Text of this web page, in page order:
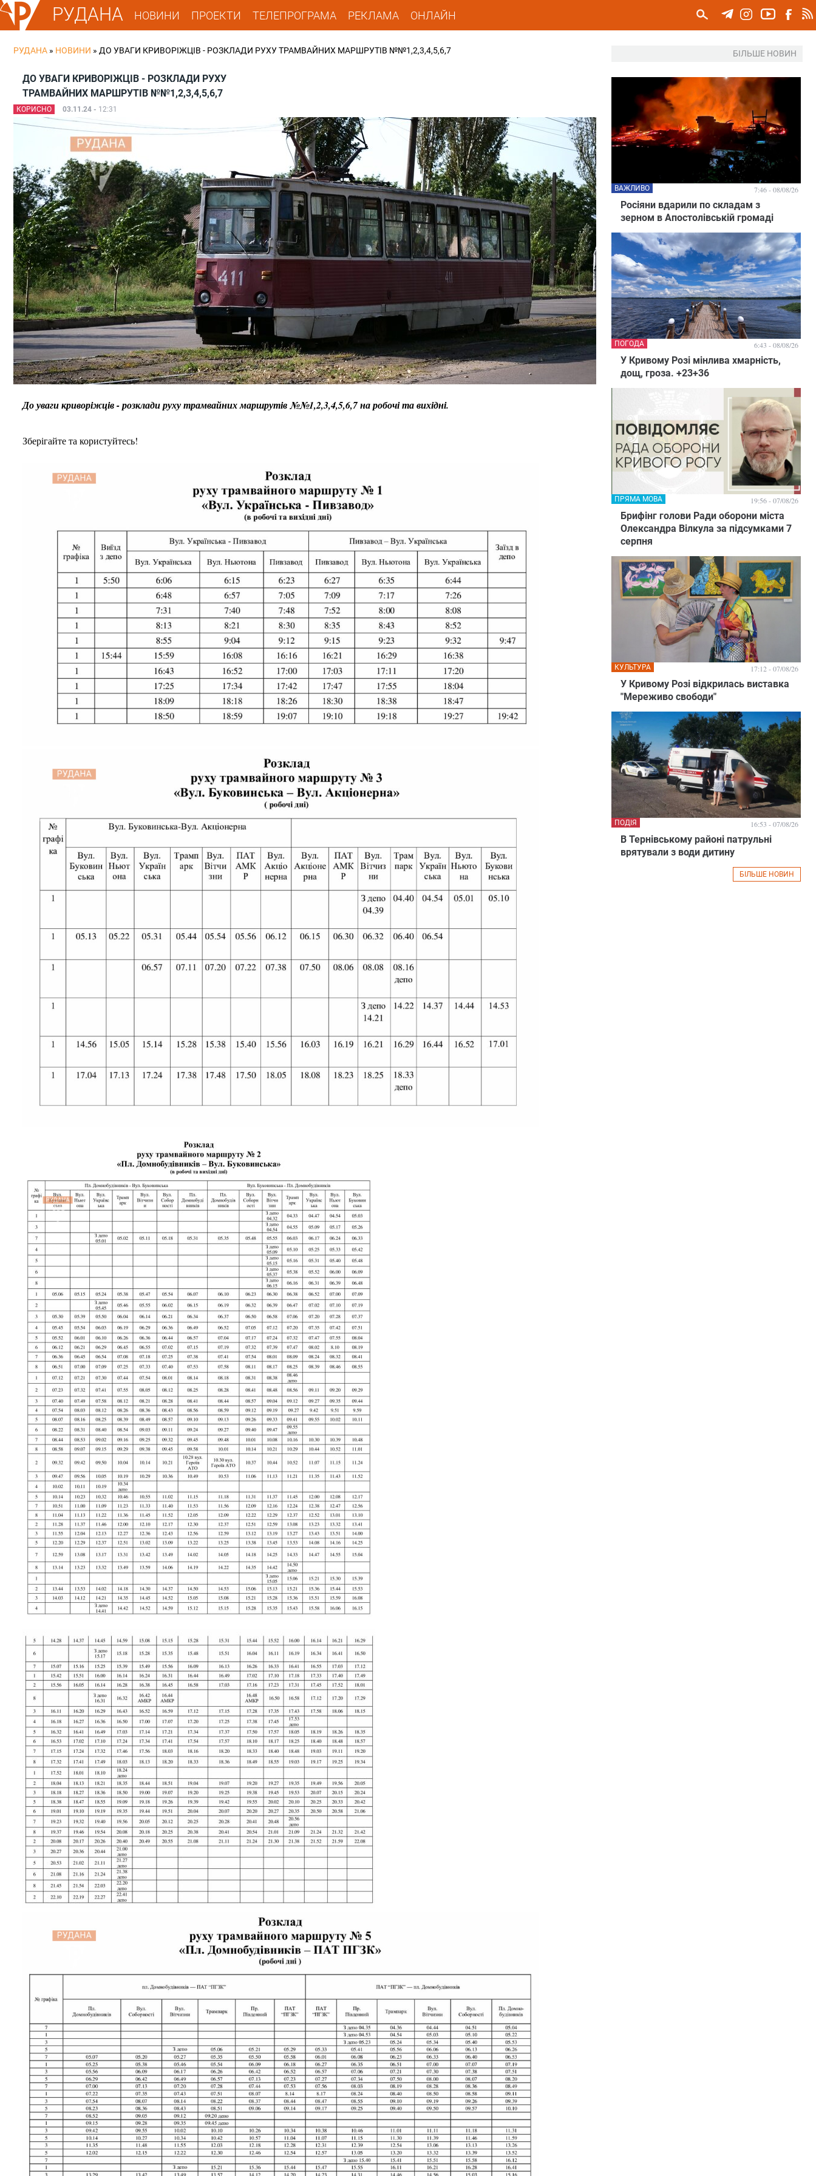
РУДАНА НОВИНИ ПРОЕКТИ ТЕЛЕПРОГРАМА РЕКЛАМА ОНЛАЙН
РУДАНА » НОВИНИ » ДО УВАГИ КРИВОРІЖЦІВ - РОЗКЛАДИ РУХУ ТРАМВАЙНИХ МАРШРУТІВ №№1,2,3,4,5,6,7
ДО УВАГИ КРИВОРІЖЦІВ - РОЗКЛАДИ РУХУ
ТРАМВАЙНИХ МАРШРУТІВ №№1,2,3,4,5,6,7
КОРИСНО 03.11.24 - 12:31
До уваги криворіжців - розклади руху трамвайних маршрутів №№1,2,3,4,5,6,7 на робочі та вихідні.
Зберігайте та користуйтесь!
БІЛЬШЕ НОВИН
Росіяни вдарили по складам з
зерном в Апостолівській громаді
ВАЖЛИВО 7:46 - 08/08/26
У Кривому Розі мінлива хмарність,
дощ, гроза. +23+36
ПОГОДА 6:43 - 08/08/26
Брифінг голови Ради оборони міста
Олександра Вілкула за підсумками 7
серпня
ПРЯМА МОВА 19:56 - 07/08/26
У Кривому Розі відкрилась виставка
"Мереживо свободи"
КУЛЬТУРА 17:12 - 07/08/26
В Тернівському районі патрульні
врятували з води дитину
ПОДІЯ 16:53 - 07/08/26
БІЛЬШЕ НОВИН